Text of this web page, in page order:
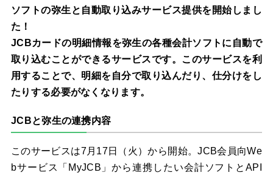
ソフトの弥生と自動取り込みサービス提供を開始しまし
た！
JCBカードの明細情報を弥生の各種会計ソフトに自動で
取り込むことができるサービスです。このサービスを利
用することで、明細を自分で取り込んだり、仕分けをし
たりする必要がなくなります。
JCBと弥生の連携内容
このサービスは7月17日（火）から開始。JCB会員向We
bサービス「MyJCB」から連携したい会計ソフトとAPI